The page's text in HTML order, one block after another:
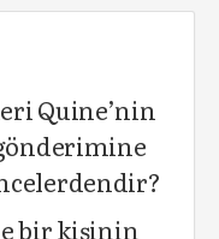
Quine’nin
bir kişinin